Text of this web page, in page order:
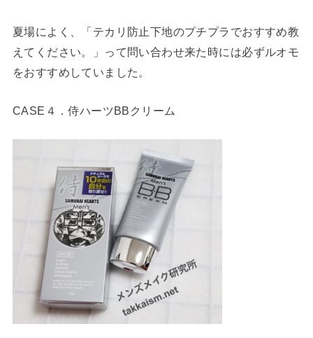
夏場によく、「テカリ防止下地のプチプラでおすすめ教
えてください。」って問い合わせ来た時には必ずルオモ
をおすすめしていました。
CASE４．侍ハーツBBクリーム